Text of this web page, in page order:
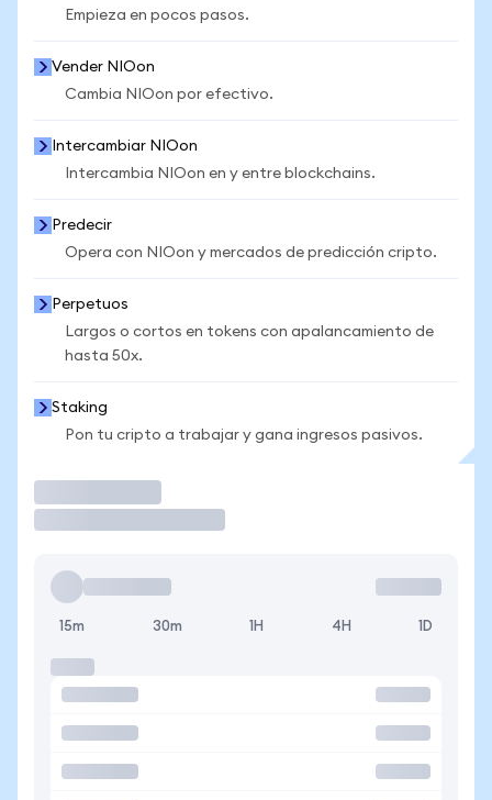
Empieza en pocos pasos.
Vender NIOon
Cambia NIOon por efectivo.
Intercambiar NIOon
Intercambia NIOon en y entre blockchains.
Predecir
Opera con NIOon y mercados de predicción cripto.
Perpetuos
Largos o cortos en tokens con apalancamiento de
hasta 50x.
Staking
Pon tu cripto a trabajar y gana ingresos pasivos.
15m 30m 1H 4H 1D